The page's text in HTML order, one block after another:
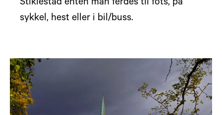
Stiklestad enten man ferdes til fots, på
sykkel, hest eller i bil/buss.